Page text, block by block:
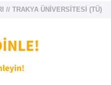
// TRAKYA ÜNİVERSİTESİ (TÜ)